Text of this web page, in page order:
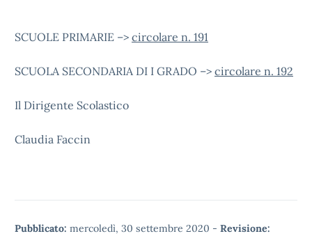
SCUOLE PRIMARIE –> circolare n. 191
SCUOLA SECONDARIA DI I GRADO –> circolare n. 192
Il Dirigente Scolastico
Claudia Faccin
Pubblicato: mercoledì, 30 settembre 2020 - Revisione: